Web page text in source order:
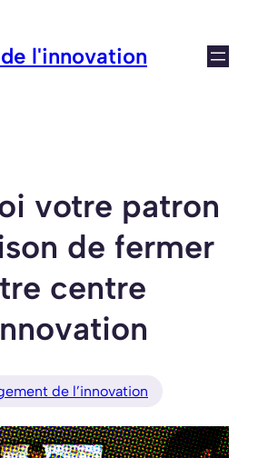
l'innovation
votre patron
de fermer
centre
de l’innovation